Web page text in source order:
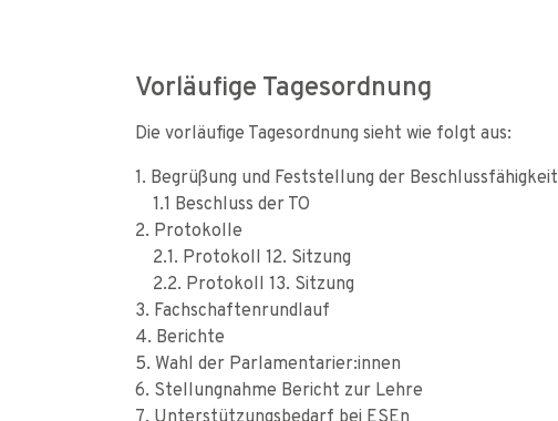
Vorläufige Tagesordnung
Die vorläufige Tagesordnung sieht wie folgt aus:
1. Begrüßung und Feststellung der Beschlussfähigkeit
1.1 Beschluss der TO
2. Protokolle
2.1. Protokoll 12. Sitzung
2.2. Protokoll 13. Sitzung
3. Fachschaftenrundlauf
4. Berichte
5. Wahl der Parlamentarier:innen
6. Stellungnahme Bericht zur Lehre
7. Unterstützungsbedarf bei ESEn